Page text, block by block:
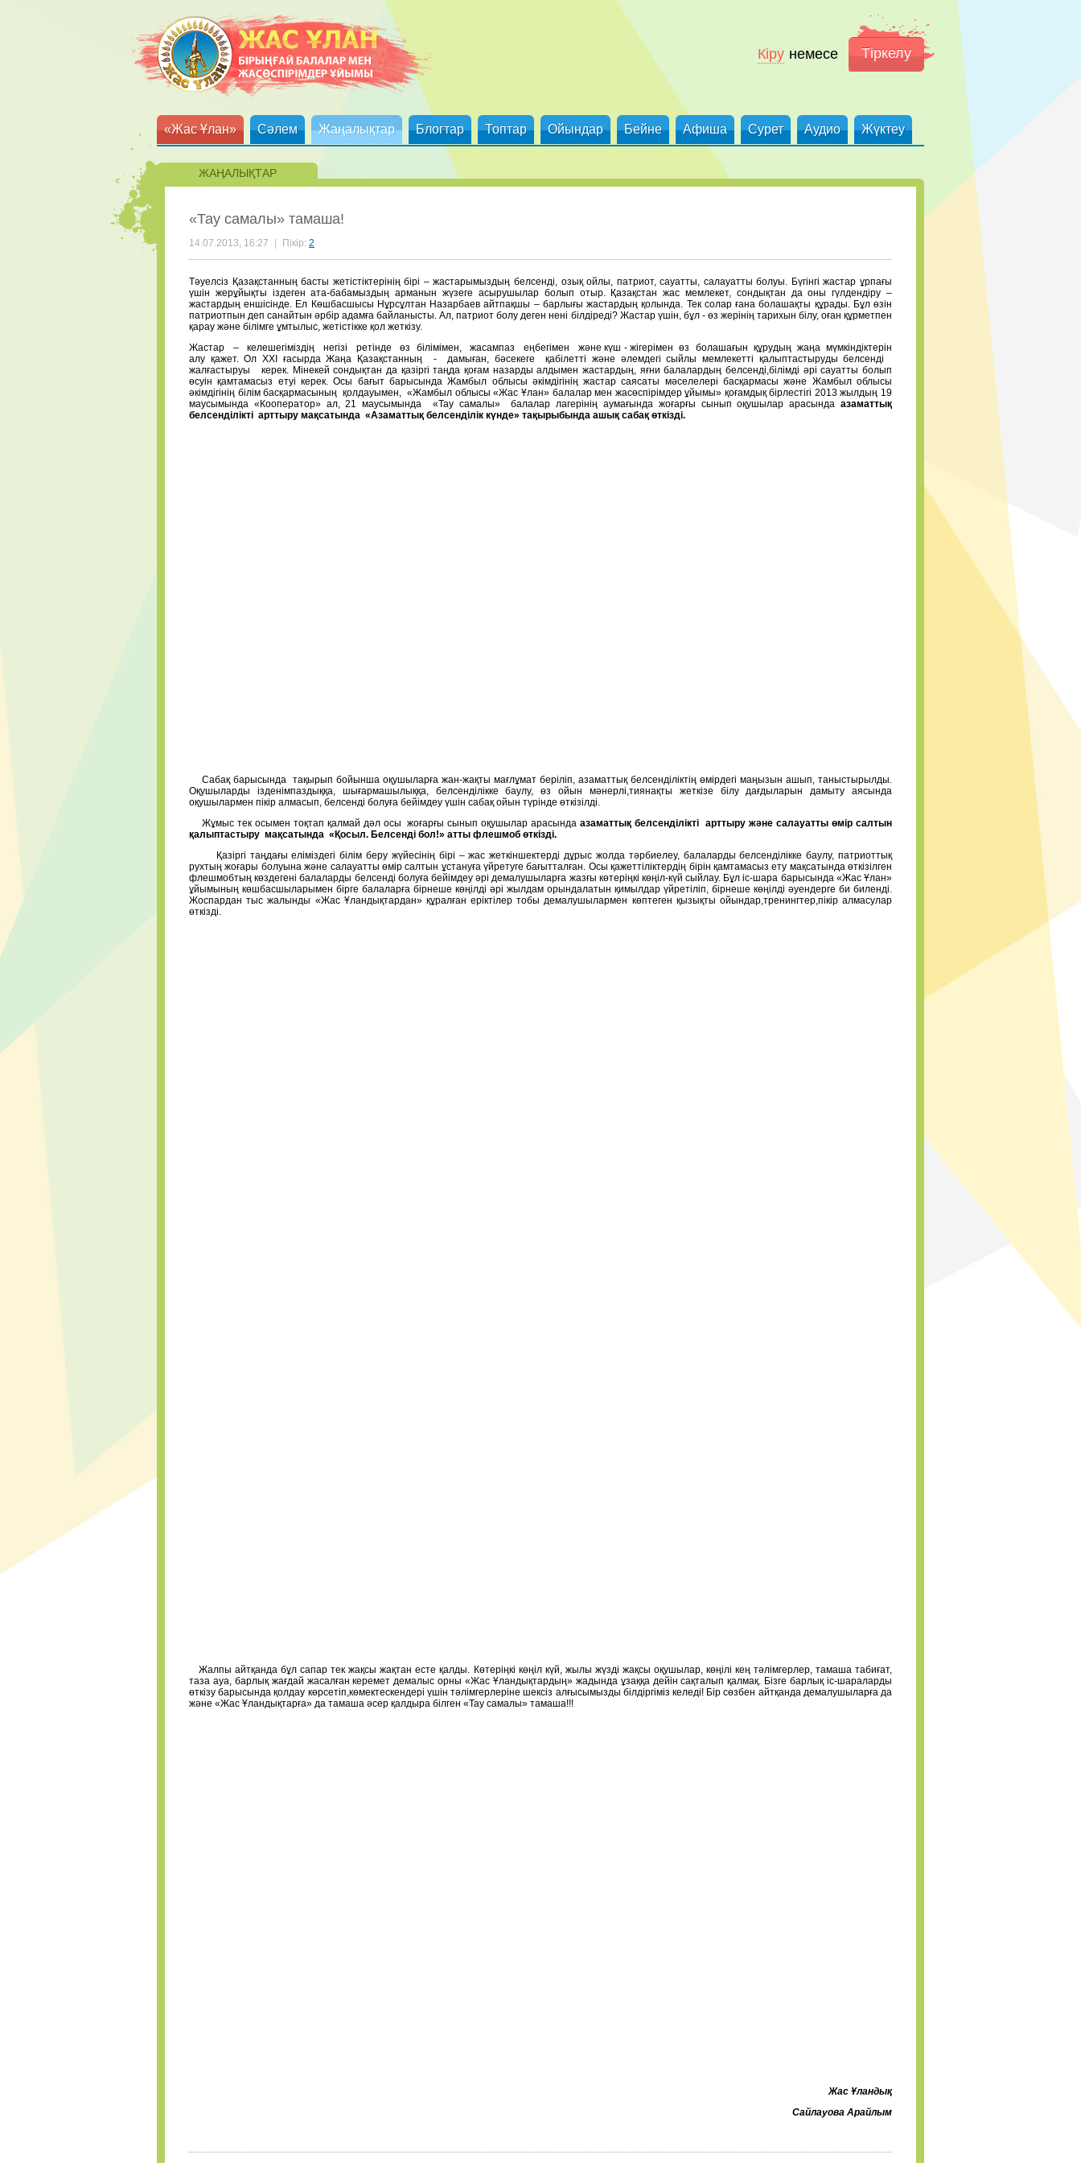
Кіру немесе Тіркелу
«Жас Ұлан» Сәлем Жаңалықтар Блогтар Топтар Ойындар Бейне Афиша Сурет Аудио Жүктеу
ЖАҢАЛЫҚТАР
«Тау самалы» тамаша!
14.07.2013, 16:27 Пікір: 2
Тәуелсіз Қазақстанның басты жетістіктерінің бірі – жастарымыздың белсенді, озық ойлы, патриот, сауатты, салауатты болуы. Бүгінгі жастар ұрпағы
үшін жерұйықты іздеген ата-бабамыздың арманын жүзеге асырушылар болып отыр. Қазақстан жас мемлекет, сондықтан да оны гүлдендіру –
жастардың еншісінде. Ел Көшбасшысы Нұрсұлтан Назарбаев айтпақшы – барлығы жастардың қолында. Тек солар ғана болашақты құрады. Бұл өзін
патриотпын деп санайтын әрбір адамға байланысты. Ал, патриот болу деген нені білдіреді? Жастар үшін, бұл - өз жерінің тарихын білу, оған құрметпен
қарау және білімге ұмтылыс, жетістікке қол жеткізу.
Жастар – келешегіміздің негізі ретінде өз білімімен, жасампаз еңбегімен және күш - жігерімен өз болашағын құрудың жаңа мүмкіндіктерін
алу қажет. Ол ХХІ ғасырда Жаңа Қазақстанның - дамыған, бәсекеге қабілетті және әлемдегі сыйлы мемлекетті қалыптастыруды белсенді
жалғастыруы керек. Мінекей сондықтан да қазіргі таңда қоғам назарды алдымен жастардың, яғни балалардың белсенді,білімді әрі сауатты болып
өсуін қамтамасыз етуі керек. Осы бағыт барысында Жамбыл облысы әкімдігінің жастар саясаты мәселелері басқармасы және Жамбыл облысы
әкімдігінің білім басқармасының қолдауымен, «Жамбыл облысы «Жас Ұлан» балалар мен жасөспірімдер ұйымы» қоғамдық бірлестігі 2013 жылдың 19
маусымында «Кооператор» ал, 21 маусымында «Тау самалы» балалар лагерінің аумағында жоғарғы сынып оқушылар арасында азаматтық
белсенділікті арттыру мақсатында «Азаматтық белсенділік күнде» тақырыбында ашық сабақ өткізді.
Сабақ барысында тақырып бойынша оқушыларға жан-жақты мағлұмат беріліп, азаматтық белсенділіктің өмірдегі маңызын ашып, таныстырылды.
Оқушыларды ізденімпаздыққа, шығармашылыққа, белсенділікке баулу, өз ойын мәнерлі,тиянақты жеткізе білу дағдыларын дамыту аясында
оқушылармен пікір алмасып, белсенді болуға бейімдеу үшін сабақ ойын түрінде өткізілді.
Жұмыс тек осымен тоқтап қалмай дәл осы жоғарғы сынып оқушылар арасындаазаматтық белсенділікті арттыру және салауатты өмір салтын
қалыптастыру мақсатында «Қосыл. Белсенді бол!» атты флешмоб өткізді.
Қазіргі таңдағы еліміздегі білім беру жүйесінің бірі – жас жеткіншектерді дұрыс жолда тәрбиелеу, балаларды белсенділікке баулу, патриоттық
рухтың жоғары болуына және салауатты өмір салтын ұстануға үйретуге бағытталған. Осы қажеттіліктердің бірін қамтамасыз ету мақсатында өткізілген
флешмобтың көздегені балаларды белсенді болуға бейімдеу әрі демалушыларға жазғы көтеріңкі көңіл-күй сыйлау. Бұл іс-шара барысында «Жас Ұлан»
ұйымының көшбасшыларымен бірге балаларға бірнеше көңілді әрі жылдам орындалатын қимылдар үйретіліп, бірнеше көңілді әуендерге би биленді.
Жоспардан тыс жалынды «Жас Ұландықтардан» құралған еріктілер тобы демалушылармен көптеген қызықты ойындар,тренингтер,пікір алмасулар
өткізді.
Жалпы айтқанда бұл сапар тек жақсы жақтан есте қалды. Көтеріңкі көңіл күй, жылы жүзді жақсы оқушылар, көңілі кең тәлімгерлер, тамаша табиғат,
таза ауа, барлық жағдай жасалған керемет демалыс орны «Жас Ұландықтардың» жадында ұзаққа дейін сақталып қалмақ. Бізге барлық іс-шараларды
өткізу барысында қолдау көрсетіп,көмектескендері үшін тәлімгерлеріне шексіз алғысымызды білдіргіміз келеді! Бір сөзбен айтқанда демалушыларға да
және «Жас Ұландықтарға» да тамаша әсер қалдыра білген «Тау самалы» тамаша!!!
Жас Ұландық
Сайлауова Арайлым